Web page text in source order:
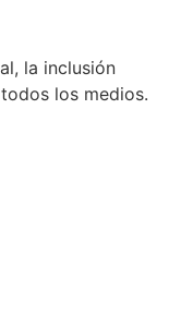
la inclusión
los medios.